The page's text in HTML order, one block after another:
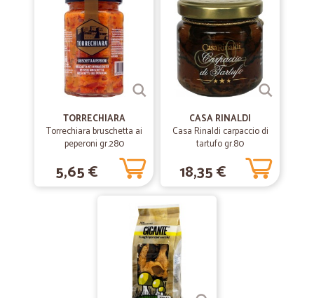
TORRECHIARA
Torrechiara bruschetta ai
peperoni gr.280
5,65 €
CASA RINALDI
Casa Rinaldi carpaccio di
tartufo gr.80
18,35 €